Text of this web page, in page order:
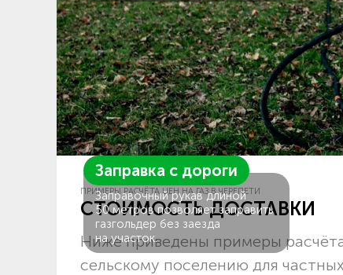
Заправка с дороги
Заправочный рукав длиной
50 метров позволяет заправить
газгольдер без заезда
на участок.
ПРИМЕРЫ РАСЧЁТА ЦЕН НА ГАЗ В ЧЕРЕПЕТИ
СТОИМОСТЬ ДОСТАВКИ
Ниже приведены примеры
сельскому поселению для